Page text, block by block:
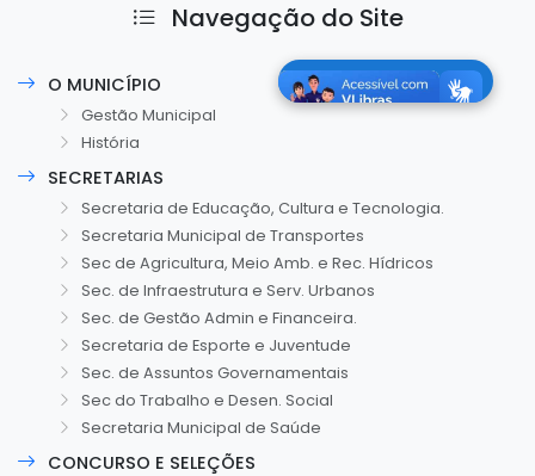
Navegação do Site
O MUNICÍPIO
Gestão Municipal
História
SECRETARIAS
Secretaria de Educação, Cultura e Tecnologia.
Secretaria Municipal de Transportes
Sec de Agricultura, Meio Amb. e Rec. Hídricos
Sec. de Infraestrutura e Serv. Urbanos
Sec. de Gestão Admin e Financeira.
Secretaria de Esporte e Juventude
Sec. de Assuntos Governamentais
Sec do Trabalho e Desen. Social
Secretaria Municipal de Saúde
CONCURSO E SELEÇÕES